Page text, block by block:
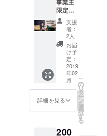
る方は
お得だ
と思い
ます。
今後の
セミ
ナー開
催予定
地は、
名古
屋・東
京・大
阪・福
本は出
もOK！
※危険な
こと、
人が不
快にな
ること
など、
常識を
逸脱し
た依頼
はお引
き受け
できま
※交通費
頼によ
事業主
限定！
初めて
の
WordPr
essブロ
グ制作
＋コン
サル】
現在は
個人か
らの依
頼は請
け負っ
ていな
よる
支援
者：
2人
お届
け予
定：
2019
年02
月
詳細を見る
こ
の
リ
タ
ー
ン
を
選
択
す
る
200